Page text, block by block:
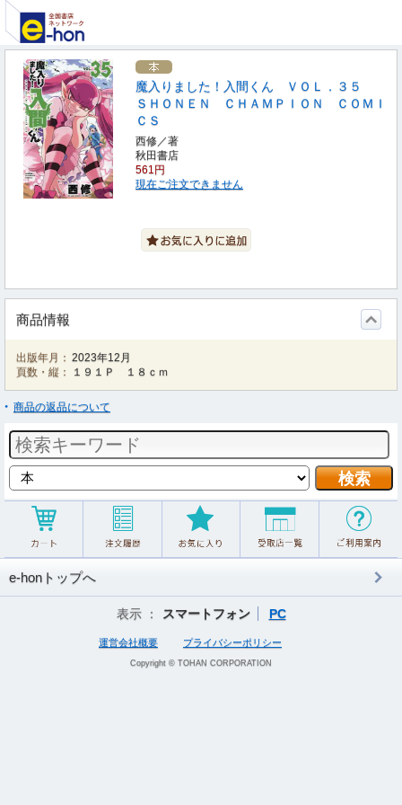
魔入りました！入間くん ＶＯＬ．３５
ＳＨＯＮＥＮ ＣＨＡＭＰＩＯＮ ＣＯＭＩ
ＣＳ
西修／著
秋田書店
561円
現在ご注文できません
商品情報
出版年月： 2023年12月
頁数・縦：
１９１Ｐ １８ｃｍ
商品の返品について
e-honトップへ
表示 ： スマートフォン PC
運営会社概要 プライバシーポリシー
Copyright © TOHAN CORPORATION